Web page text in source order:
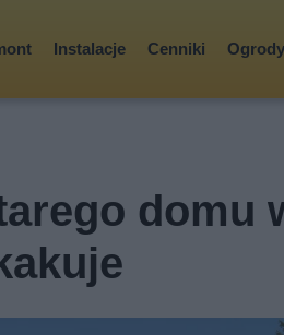
Instalacje Cenniki Ogrody
domu